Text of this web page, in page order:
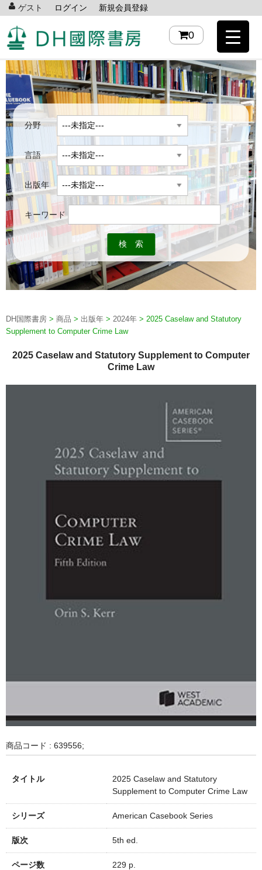
ゲスト ログイン 新規会員登録
0
分野
言語
出版年
キーワード
DH国際書房 > 商品 > 出版年 > 2024年 > 2025 Caselaw and Statutory
Supplement to Computer Crime Law
2025 Caselaw and Statutory Supplement to Computer
Crime Law
商品コード : 639556;
タイトル
2025 Caselaw and Statutory
Supplement to Computer Crime Law
シリーズ American Casebook Series
版次 5th ed.
ページ数 229 p.